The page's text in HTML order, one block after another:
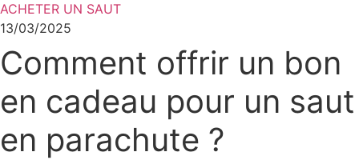
ACHETER UN SAUT
13/03/2025
Comment offrir un bon
en cadeau pour un saut
en parachute ?